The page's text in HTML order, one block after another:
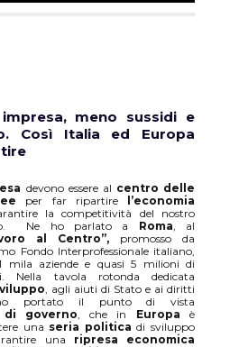
meno sussidi e
Così Italia ed Europa
devono essere al centro delle
per far ripartire
l’economia
la competitività del nostro
Ne ho parlato a Roma , al
al Centro”, promosso da
Fondo Interprofessionale italiano,
mila aziende e quasi 5 milioni di
Nella tavola rotonda dedicata
, agli aiuti di Stato e ai diritti
portato il punto di vista
di governo , che in Europa è
una seria politica di sviluppo
una ripresa economica